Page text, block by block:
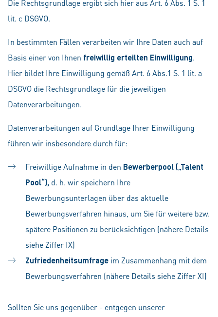
Die Rechtsgrundlage ergibt sich hier aus Art. 6 Abs. 1 S. 1
lit. c DSGVO.
In bestimmten Fällen verarbeiten wir Ihre Daten auch auf
Basis einer von Ihnen freiwillig erteilten Einwilligung.
Hier bildet Ihre Einwilligung gemäß Art. 6 Abs.1 S. 1 lit. a
DSGVO die Rechtsgrundlage für die jeweiligen
Datenverarbeitungen.
Datenverarbeitungen auf Grundlage Ihrer Einwilligung
führen wir insbesondere durch für:
Freiwillige Aufnahme in den Bewerberpool („Talent
Pool“), d. h. wir speichern Ihre
Bewerbungsunterlagen über das aktuelle
Bewerbungsverfahren hinaus, um Sie für weitere bzw.
spätere Positionen zu berücksichtigen (nähere Details
siehe Ziffer IX)
Zufriedenheitsumfrage im Zusammenhang mit dem
Bewerbungsverfahren (nähere Details siehe Ziffer XI)
Sollten Sie uns gegenüber - entgegen unserer